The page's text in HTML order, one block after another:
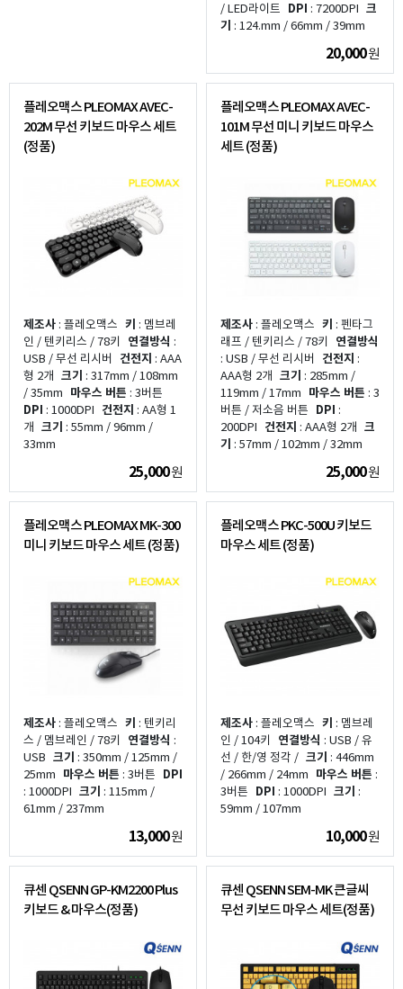
/ LED라이트 DPI : 7200DPI 크
기 : 124.mm / 66mm / 39mm
20,000원
플레오맥스 PLEOMAX AVEC-
202M 무선 키보드 마우스 세트
(정품)
제조사 : 플레오맥스 키 : 멤브레
인 / 텐키리스 / 78키
연결방식 :
USB / 무선 리시버
건전지 : AAA
형 2개 크기 : 317mm / 108mm
/ 35mm 마우스 버튼 : 3버튼
DPI : 1000DPI 건전지 : AA형 1
개 크기 : 55mm / 96mm /
33mm
25,000원
플레오맥스 PLEOMAX AVEC-
101M 무선 미니 키보드 마우스
세트 (정품)
제조사 : 플레오맥스 키 : 펜타그
래프 / 텐키리스 / 78키
연결방식
: USB / 무선 리시버
건전지 :
AAA형 2개 크기 : 285mm /
119mm / 17mm 마우스 버튼 : 3
버튼 / 저소음 버튼 DPI :
200DPI 건전지 : AAA형 2개 크
기 : 57mm / 102mm / 32mm
25,000원
플레오맥스 PLEOMAX MK-300
미니 키보드 마우스 세트 (정품)
제조사 : 플레오맥스 키 : 텐키리
스 / 멤브레인 / 78키
연결방식 :
USB 크기 : 350mm / 125mm /
25mm 마우스 버튼 : 3버튼 DPI
: 1000DPI 크기 : 115mm /
61mm / 237mm
13,000원
플레오맥스 PKC-500U 키보드
마우스 세트 (정품)
제조사 : 플레오맥스 키 : 멤브레
인 / 104키
연결방식 : USB / 유
선 / 한/영 정각 / 크기 : 446mm
/ 266mm / 24mm 마우스 버튼 :
3버튼 DPI : 1000DPI 크기 :
59mm / 107mm
10,000원
큐센 QSENN GP-KM2200 Plus
키보드 & 마우스(정품)
큐센 QSENN SEM-MK 큰글씨
무선 키보드 마우스 세트(정품)